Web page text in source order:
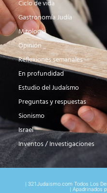
Ciclo de vida
Gastronomía Judía
Mitología
Opinión
Reflexiones semanales
En profundidad
Estudio del Judaísmo
Preguntas y respuestas
Sionismo
Israel
Inventos / Investigaciones
| 321Judaismo.com Todos Los
| Apadrinados